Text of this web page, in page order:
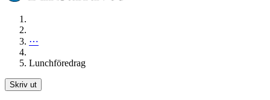
⋯
Lunchföredrag
Skriv ut